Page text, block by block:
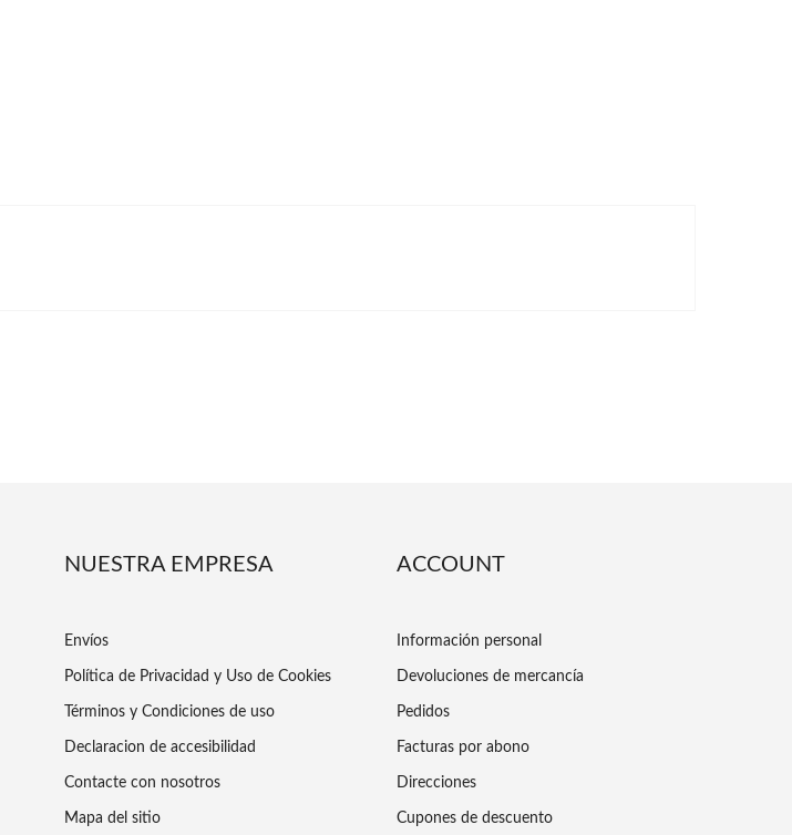
NUESTRA EMPRESA
Envíos
Política de Privacidad y Uso de Cookies
Términos y Condiciones de uso
Declaracion de accesibilidad
Contacte con nosotros
Mapa del sitio
ACCOUNT
Información personal
Devoluciones de mercancía
Pedidos
Facturas por abono
Direcciones
Cupones de descuento